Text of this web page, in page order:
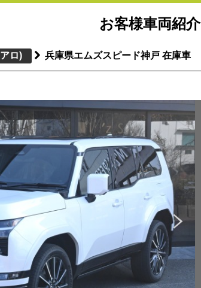
お客様車両紹介
ロ) 兵庫県エムズスピード神戸 在庫車